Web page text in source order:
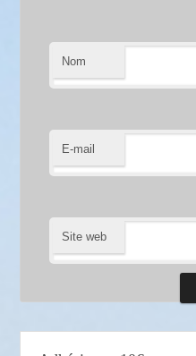
Nom
E-mail
Site web